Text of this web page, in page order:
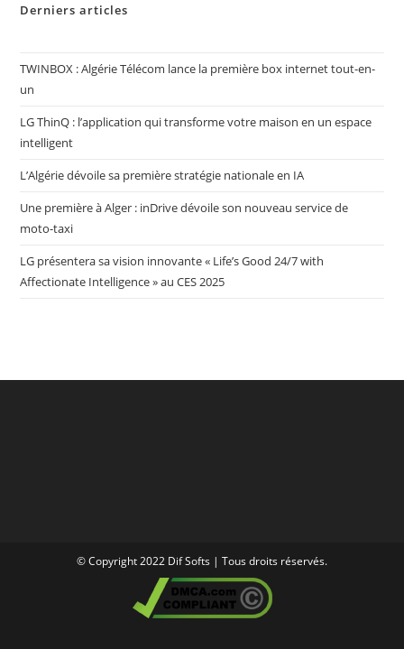
Derniers articles
TWINBOX : Algérie Télécom lance la première box internet tout-en-
un
LG ThinQ : l’application qui transforme votre maison en un espace
intelligent
L’Algérie dévoile sa première stratégie nationale en IA
Une première à Alger : inDrive dévoile son nouveau service de
moto-taxi
LG présentera sa vision innovante « Life’s Good 24/7 with
Affectionate Intelligence » au CES 2025
© Copyright 2022 Dif Softs | Tous droits réservés.